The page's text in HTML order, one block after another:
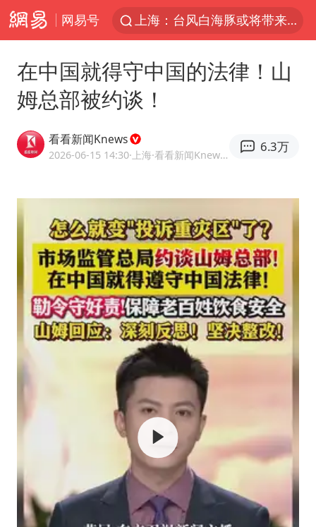
网易号
上海：台风白海豚或将带来龙卷风
百花奖开幕式
胡彦斌韩磊 谁帮谁
我国外贸延续良好增长态势
“新疆阿勒泰八月能滑雪”不实
夯实基础开新局
在中国就得守中国的法律！山
姆总部被约谈！
看看新闻Knews
2026-06-15 14:30·上海 ·看看新闻Knews官方网易号
6.3万